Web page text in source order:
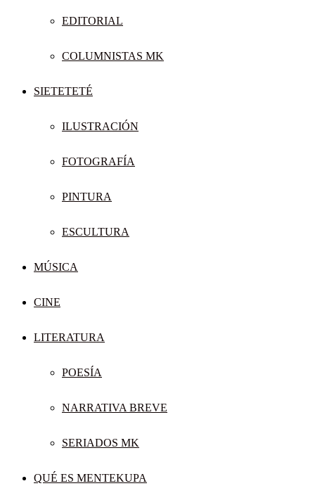
EDITORIAL
COLUMNISTAS MK
SIETETETÉ
ILUSTRACIÓN
FOTOGRAFÍA
PINTURA
ESCULTURA
MÚSICA
CINE
LITERATURA
POESÍA
NARRATIVA BREVE
SERIADOS MK
QUÉ ES MENTEKUPA